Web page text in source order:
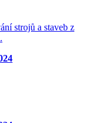
strojů a staveb z